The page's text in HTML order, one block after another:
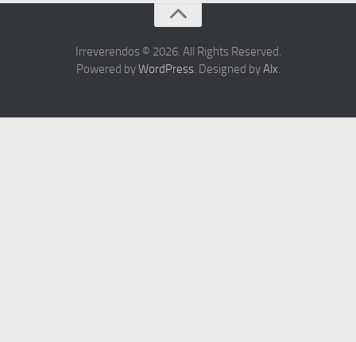
Irreverendos © 2026. All Rights Reserved.
Powered byWordPress. Designed byAlx.